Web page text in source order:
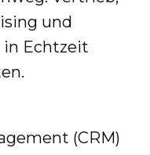
und
in Echtzeit
(CRM)